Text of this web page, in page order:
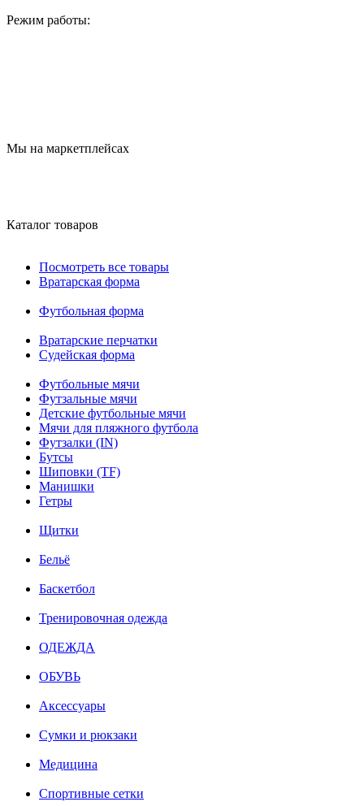
Режим работы:
Мы на маркетплейсах
Каталог товаров
Посмотреть все товары
Вратарская форма
Футбольная форма
Вратарские перчатки
Судейская форма
Футбольные мячи
Футзальные мячи
Детские футбольные мячи
Мячи для пляжного футбола
Футзалки (IN)
Бутсы
Шиповки (TF)
Манишки
Гетры
Щитки
Бельё
Баскетбол
Тренировочная одежда
ОДЕЖДА
ОБУВЬ
Аксессуары
Сумки и рюкзаки
Медицина
Спортивные сетки